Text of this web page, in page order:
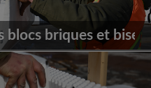
blocs briques et